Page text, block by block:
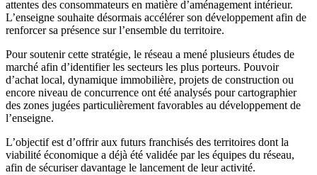
attentes des consommateurs en matière d’aménagement intérieur.
L’enseigne souhaite désormais accélérer son développement afin de
renforcer sa présence sur l’ensemble du territoire.
Pour soutenir cette stratégie, le réseau a mené plusieurs études de
marché afin d’identifier les secteurs les plus porteurs. Pouvoir
d’achat local, dynamique immobilière, projets de construction ou
encore niveau de concurrence ont été analysés pour cartographier
des zones jugées particulièrement favorables au développement de
l’enseigne.
L’objectif est d’offrir aux futurs franchisés des territoires dont la
viabilité économique a déjà été validée par les équipes du réseau,
afin de sécuriser davantage le lancement de leur activité.